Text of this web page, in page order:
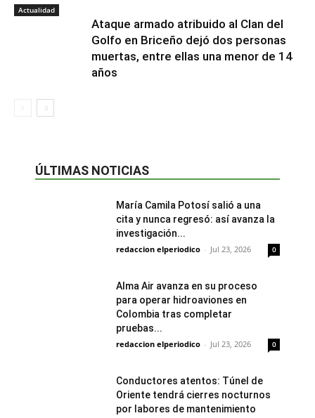
Actualidad
Ataque armado atribuido al Clan del
Golfo en Briceño dejó dos personas
muertas, entre ellas una menor de 14
años
ÚLTIMAS NOTICIAS
María Camila Potosí salió a una
cita y nunca regresó: así avanza la
investigación...
redaccion elperiodico - Jul 23, 2026 0
Alma Air avanza en su proceso
para operar hidroaviones en
Colombia tras completar
pruebas...
redaccion elperiodico - Jul 23, 2026 0
Conductores atentos: Túnel de
Oriente tendrá cierres nocturnos
por labores de mantenimiento